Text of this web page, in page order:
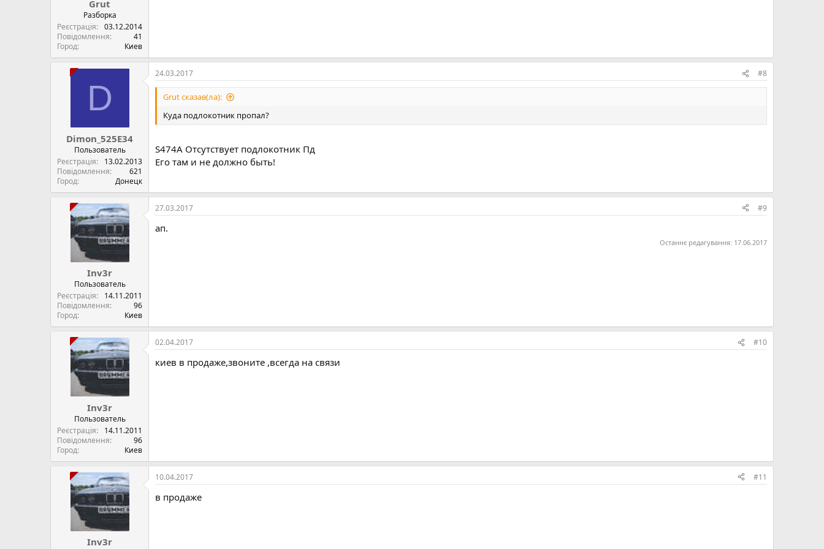
Grut
Разборка
Реєстрація
03.12.2014
Повідомлення
41
Город
Киев
D
Dimon_525E34
Пользователь
Реєстрація
13.02.2013
Повідомлення
621
Город
Донецк
24.03.2017 #8
Grut сказав(ла):
Куда подлокотник пропал?
S474A Отсутствует подлокотник Пд
Его там и не должно быть!
Inv3r
Пользователь
Реєстрація
14.11.2011
Повідомлення
96
Город
Киев
27.03.2017 #9
ап.
Останнє редагування: 17.06.2017
Inv3r
Пользователь
Реєстрація
14.11.2011
Повідомлення
96
Город
Киев
02.04.2017 #10
киев в продаже,звоните ,всегда на связи
Inv3r
10.04.2017 #11
в продаже